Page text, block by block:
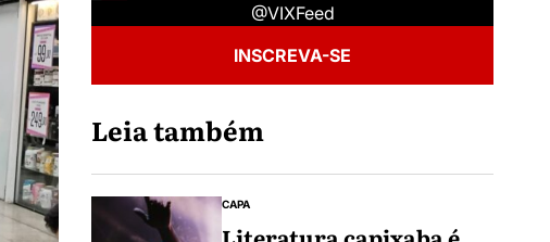
@VIXFeed
INSCREVA-SE
Leia também
CAPA